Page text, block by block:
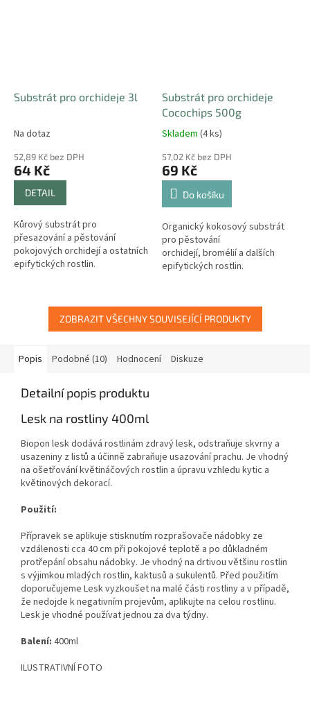
Substrát pro orchideje 3l
Na dotaz
52,89 Kč bez DPH
64 Kč
DETAIL
Kůrový substrát pro
přesazování a pěstování
pokojových orchidejí a ostatních
epifytických rostlin.
Substrát pro orchideje
Cocochips 500g
Skladem (4 ks)
57,02 Kč bez DPH
69 Kč
Do košíku
Organický kokosový substrát
pro pěstování
orchidejí, bromélií a dalších
epifytických rostlin.
ZOBRAZIT VŠECHNY SOUVISEJÍCÍ PRODUKTY
Popis Podobné (10) Hodnocení Diskuze
Detailní popis produktu
Lesk na rostliny 400ml
Biopon lesk dodává rostlinám zdravý lesk, odstraňuje skvrny a
usazeniny z listů a účinně zabraňuje usazování prachu. Je vhodný
na ošetřování květináčových rostlin a úpravu vzhledu kytic a
květinových dekorací.
Použití:
Přípravek se aplikuje stisknutím rozprašovače nádobky ze
vzdálenosti cca 40 cm při pokojové teplotě a po důkladném
protřepání obsahu nádobky. Je vhodný na drtivou většinu rostlin
s výjimkou mladých rostlin, kaktusů a sukulentů. Před použitím
doporučujeme Lesk vyzkoušet na malé části rostliny a v případě,
že nedojde k negativním projevům, aplikujte na celou rostlinu.
Lesk je vhodné používat jednou za dva týdny.
Balení: 400ml
ILUSTRATIVNÍ FOTO